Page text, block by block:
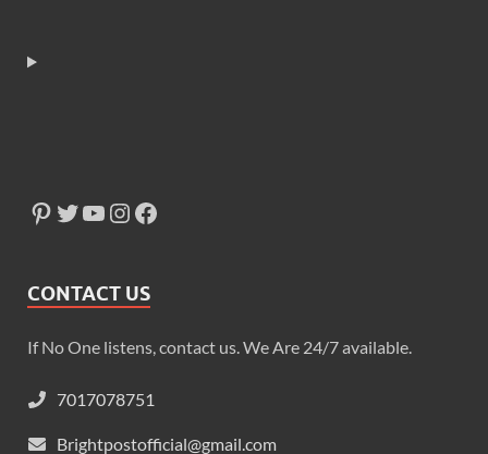
CONTACT US
If No One listens, contact us. We Are 24/7 available.
7017078751
Brightpostofficial@gmail.com